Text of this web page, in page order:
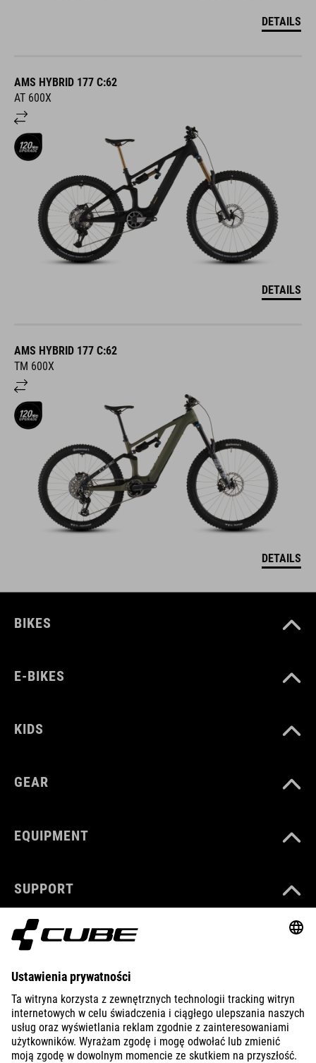
DETAILS
AMS HYBRID 177 C:62
AT 600X
DETAILS
AMS HYBRID 177 C:62
TM 600X
DETAILS
BIKES
E-BIKES
KIDS
GEAR
EQUIPMENT
SUPPORT
ABOUT US
EXPLORE